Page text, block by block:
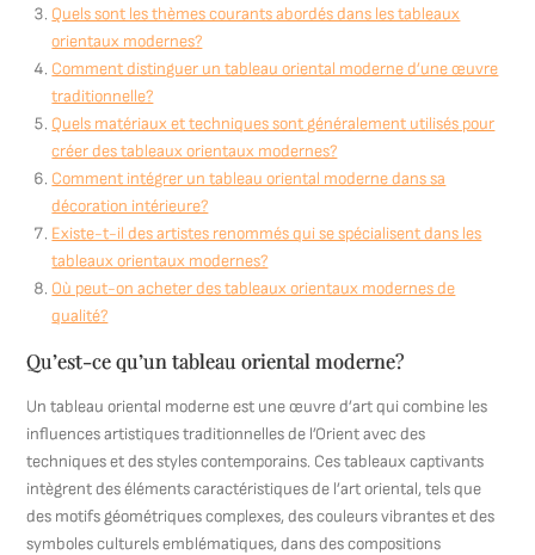
Quels sont les thèmes courants abordés dans les tableaux
orientaux modernes?
Comment distinguer un tableau oriental moderne d’une œuvre
traditionnelle?
Quels matériaux et techniques sont généralement utilisés pour
créer des tableaux orientaux modernes?
Comment intégrer un tableau oriental moderne dans sa
décoration intérieure?
Existe-t-il des artistes renommés qui se spécialisent dans les
tableaux orientaux modernes?
Où peut-on acheter des tableaux orientaux modernes de
qualité?
Qu’est-ce qu’un tableau oriental moderne?
Un tableau oriental moderne est une œuvre d’art qui combine les
influences artistiques traditionnelles de l’Orient avec des
techniques et des styles contemporains. Ces tableaux captivants
intègrent des éléments caractéristiques de l’art oriental, tels que
des motifs géométriques complexes, des couleurs vibrantes et des
symboles culturels emblématiques, dans des compositions